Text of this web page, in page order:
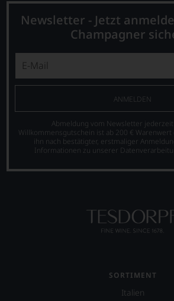
Newsletter - Jetzt
Champagner
ANMELDEN
Abmeldung vom Newsletter
Willkommensgutschein ist ab 200 €
ihn nach bestätigter, erstmaliger
Informationen zu unserer
SORTIMENT
Italien